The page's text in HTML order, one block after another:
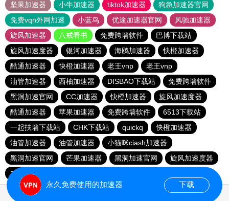
坚果加速器
小牛加速器 tiktok加速器
狗急加速器官网
免费vqn外网加速
小蓝鸟 优途加速器官网
风驰加速器
旋风加速器
八戒看书 免费跨墙软件
巴博下载站
旋风加速度器
银河加速器 海鸥加速器
快橙加速器
酷通加速器
快橙加速器 老王vnp
老王vnp
油管加速器
西柚加速器 DISBAO下载站
免费跨墙软件
黑洞加速官网
CC加速器 快橙加速器
旋风加速度器
酷通加速器
苹果加速器 免费跨墙软件
6513下载站
一起扶墙下载站
CHK下载站 quickq
快橙加速器
油管加速器
油管加速器
小猫咪ciash加速器
黑洞加速官网
芒果加速器 黑洞加速官网
旋风加速度器
186下载站
永久免费使用的加速器 下载